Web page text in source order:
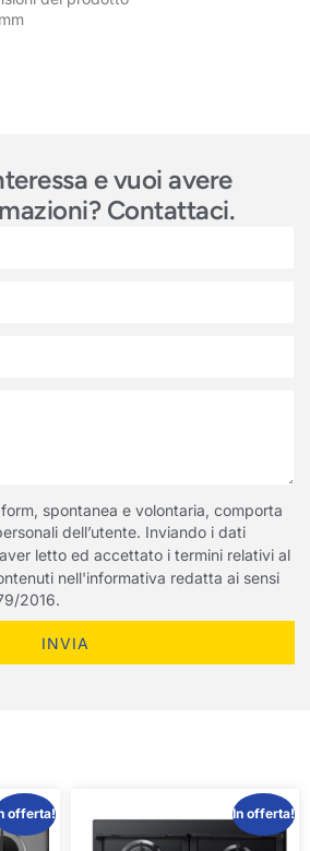
e vuoi avere
Contattaci.
spontanea e volontaria, comporta
dell’utente. Inviando i dati
letto ed accettato i termini relativi al
nell'informativa redatta ai sensi
2016.
INVIA
offerta! In offerta!